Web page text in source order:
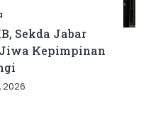
Sekda Jabar
Kepimpinan
2026